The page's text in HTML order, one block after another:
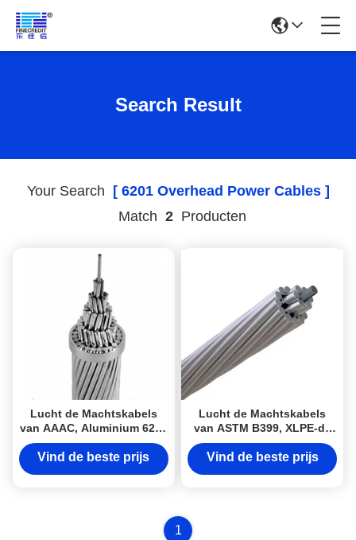
Search Result
Your Search [ 6201 Overhead Power Cables ]
Match 2Producten
Lucht de Machtskabels
van AAAC, Aluminium 6201
Lucht Gebundelde Kabel
6101
Vind de beste prijs
Lucht de Machtskabels
van ASTM B399, XLPE-de
Draad van Isolatieaaac
Vind de beste prijs
1